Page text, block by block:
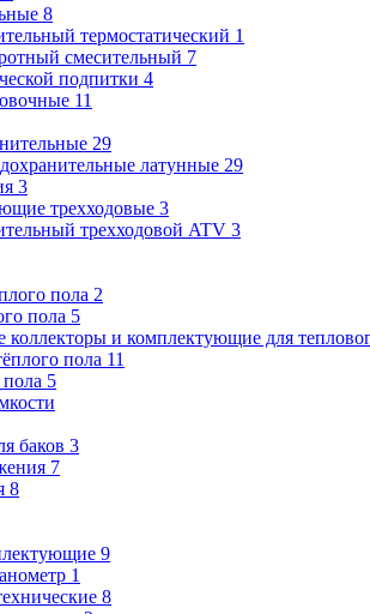
8
термостатический 1
cмесительный 7
подпитки 4
11
29
латунные 29
3
трехходовые 3
трехходовой ATV 3
пола 2
пола 5
коллекторы и комплектующие для
пола 11
5
баков 3
7
8
9
1
8